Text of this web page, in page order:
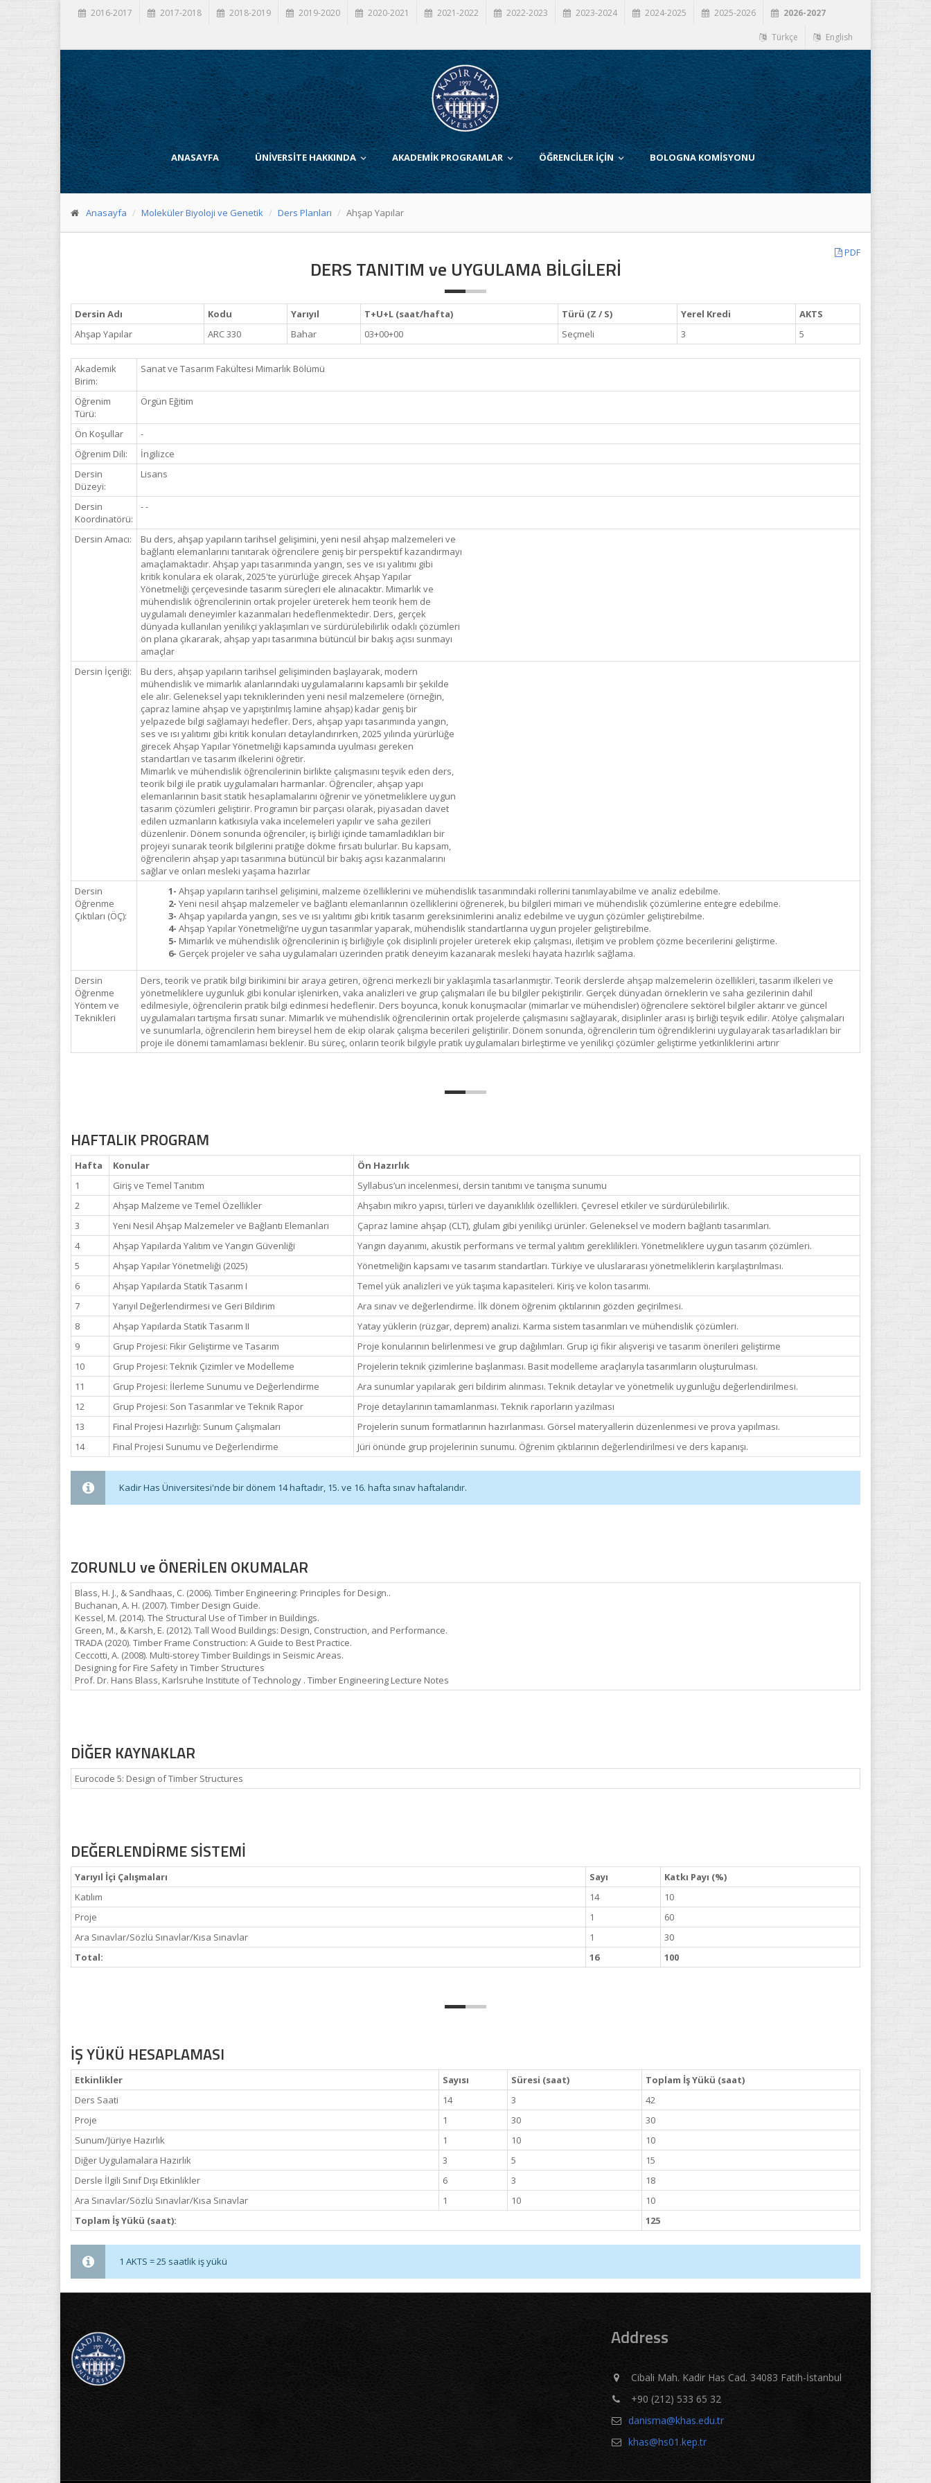
2016-2017 2017-2018 2018-2019 2019-2020 2020-2021 2021-2022 2022-2023 2023-2024 2024-2025 2025-2026 2026-2027
Türkçe English
ANASAYFA ÜNİVERSİTE HAKKINDA AKADEMİK PROGRAMLAR ÖĞRENCİLER İÇİN BOLOGNA KOMİSYONU
Anasayfa Moleküler Biyoloji ve Genetik Ders Planları Ahşap Yapılar
PDF
DERS TANITIM ve UYGULAMA BİLGİLERİ
Dersin Adı Kodu Yarıyıl T+U+L (saat/hafta) Türü (Z / S) Yerel Kredi
AKTS
Ahşap Yapılar
ARC 330 Bahar 03+00+00 Seçmeli 3 5
Akademik
Birim:
Sanat ve Tasarım Fakültesi Mimarlık Bölümü
Öğrenim
Türü:
Örgün Eğitim
Ön Koşullar
-
Öğrenim Dili:
İngilizce
Dersin
Düzeyi:
Lisans
Dersin
Koordinatörü:
- -
Dersin Amacı:
Bu ders, ahşap yapıların tarihsel gelişimini, yeni nesil ahşap malzemeleri ve
bağlantı elemanlarını tanıtarak öğrencilere geniş bir perspektif kazandırmayı
amaçlamaktadır. Ahşap yapı tasarımında yangın, ses ve ısı yalıtımı gibi
kritik konulara ek olarak, 2025'te yürürlüğe girecek Ahşap Yapılar
Yönetmeliği çerçevesinde tasarım süreçleri ele alınacaktır. Mimarlık ve
mühendislik öğrencilerinin ortak projeler üreterek hem teorik hem de
uygulamalı deneyimler kazanmaları hedeflenmektedir. Ders, gerçek
dünyada kullanılan yenilikçi yaklaşımları ve sürdürülebilirlik odaklı çözümleri
ön plana çıkararak, ahşap yapı tasarımına bütüncül bir bakış açısı sunmayı
amaçlar
Dersin İçeriği:
Bu ders, ahşap yapıların tarihsel gelişiminden başlayarak, modern
mühendislik ve mimarlık alanlarındaki uygulamalarını kapsamlı bir şekilde
ele alır. Geleneksel yapı tekniklerinden yeni nesil malzemelere (örneğin,
çapraz lamine ahşap ve yapıştırılmış lamine ahşap) kadar geniş bir
yelpazede bilgi sağlamayı hedefler. Ders, ahşap yapı tasarımında yangın,
ses ve ısı yalıtımı gibi kritik konuları detaylandırırken, 2025 yılında yürürlüğe
girecek Ahşap Yapılar Yönetmeliği kapsamında uyulması gereken
standartları ve tasarım ilkelerini öğretir.
Mimarlık ve mühendislik öğrencilerinin birlikte çalışmasını teşvik eden ders,
teorik bilgi ile pratik uygulamaları harmanlar. Öğrenciler, ahşap yapı
elemanlarının basit statik hesaplamalarını öğrenir ve yönetmeliklere uygun
tasarım çözümleri geliştirir. Programın bir parçası olarak, piyasadan davet
edilen uzmanların katkısıyla vaka incelemeleri yapılır ve saha gezileri
düzenlenir. Dönem sonunda öğrenciler, iş birliği içinde tamamladıkları bir
projeyi sunarak teorik bilgilerini pratiğe dökme fırsatı bulurlar. Bu kapsam,
öğrencilerin ahşap yapı tasarımına bütüncül bir bakış açısı kazanmalarını
sağlar ve onları mesleki yaşama hazırlar
Dersin
Öğrenme
Çıktıları (ÖÇ):
1- Ahşap yapıların tarihsel gelişimini, malzeme özelliklerini ve mühendislik tasarımındaki rollerini tanımlayabilme ve analiz edebilme.
2- Yeni nesil ahşap malzemeler ve bağlantı elemanlarının özelliklerini öğrenerek, bu bilgileri mimari ve mühendislik çözümlerine entegre edebilme.
3- Ahşap yapılarda yangın, ses ve ısı yalıtımı gibi kritik tasarım gereksinimlerini analiz edebilme ve uygun çözümler geliştirebilme.
4- Ahşap Yapılar Yönetmeliği’ne uygun tasarımlar yaparak, mühendislik standartlarına uygun projeler geliştirebilme.
5- Mimarlık ve mühendislik öğrencilerinin iş birliğiyle çok disiplinli projeler üreterek ekip çalışması, iletişim ve problem çözme becerilerini geliştirme.
6- Gerçek projeler ve saha uygulamaları üzerinden pratik deneyim kazanarak mesleki hayata hazırlık sağlama.
Dersin
Öğrenme
Yöntem ve
Teknikleri
Ders, teorik ve pratik bilgi birikimini bir araya getiren, öğrenci merkezli bir yaklaşımla tasarlanmıştır. Teorik derslerde ahşap malzemelerin özellikleri, tasarım ilkeleri ve
yönetmeliklere uygunluk gibi konular işlenirken, vaka analizleri ve grup çalışmaları ile bu bilgiler pekiştirilir. Gerçek dünyadan örneklerin ve saha gezilerinin dahil
edilmesiyle, öğrencilerin pratik bilgi edinmesi hedeflenir. Ders boyunca, konuk konuşmacılar (mimarlar ve mühendisler) öğrencilere sektörel bilgiler aktarır ve güncel
uygulamaları tartışma fırsatı sunar. Mimarlık ve mühendislik öğrencilerinin ortak projelerde çalışmasını sağlayarak, disiplinler arası iş birliği teşvik edilir. Atölye çalışmaları
ve sunumlarla, öğrencilerin hem bireysel hem de ekip olarak çalışma becerileri geliştirilir. Dönem sonunda, öğrencilerin tüm öğrendiklerini uygulayarak tasarladıkları bir
proje ile dönemi tamamlaması beklenir. Bu süreç, onların teorik bilgiyle pratik uygulamaları birleştirme ve yenilikçi çözümler geliştirme yetkinliklerini artırır
HAFTALIK PROGRAM
Hafta Konular
Ön Hazırlık
1
Giriş ve Temel Tanıtım
Syllabus’un incelenmesi, dersin tanıtımı ve tanışma sunumu
2
Ahşap Malzeme ve Temel Özellikler
Ahşabın mikro yapısı, türleri ve dayanıklılık özellikleri. Çevresel etkiler ve sürdürülebilirlik.
3
Yeni Nesil Ahşap Malzemeler ve Bağlantı Elemanları
Çapraz lamine ahşap (CLT), glulam gibi yenilikçi ürünler. Geleneksel ve modern bağlantı tasarımları.
4
Ahşap Yapılarda Yalıtım ve Yangın Güvenliği
Yangın dayanımı, akustik performans ve termal yalıtım gereklilikleri. Yönetmeliklere uygun tasarım çözümleri.
5
Ahşap Yapılar Yönetmeliği (2025)
Yönetmeliğin kapsamı ve tasarım standartları. Türkiye ve uluslararası yönetmeliklerin karşılaştırılması.
6
Ahşap Yapılarda Statik Tasarım I
Temel yük analizleri ve yük taşıma kapasiteleri. Kiriş ve kolon tasarımı.
7
Yarıyıl Değerlendirmesi ve Geri Bildirim
Ara sınav ve değerlendirme. İlk dönem öğrenim çıktılarının gözden geçirilmesi.
8
Ahşap Yapılarda Statik Tasarım II
Yatay yüklerin (rüzgar, deprem) analizi. Karma sistem tasarımları ve mühendislik çözümleri.
9
Grup Projesi: Fikir Geliştirme ve Tasarım
Proje konularının belirlenmesi ve grup dağılımları. Grup içi fikir alışverişi ve tasarım önerileri geliştirme
10
Grup Projesi: Teknik Çizimler ve Modelleme
Projelerin teknik çizimlerine başlanması. Basit modelleme araçlarıyla tasarımların oluşturulması.
11
Grup Projesi: İlerleme Sunumu ve Değerlendirme
Ara sunumlar yapılarak geri bildirim alınması. Teknik detaylar ve yönetmelik uygunluğu değerlendirilmesi.
12
Grup Projesi: Son Tasarımlar ve Teknik Rapor
Proje detaylarının tamamlanması. Teknik raporların yazılması
13
Final Projesi Hazırlığı: Sunum Çalışmaları
Projelerin sunum formatlarının hazırlanması. Görsel materyallerin düzenlenmesi ve prova yapılması.
14
Final Projesi Sunumu ve Değerlendirme Jüri önünde grup projelerinin sunumu. Öğrenim çıktılarının değerlendirilmesi ve ders kapanışı.
Kadir Has Üniversitesi'nde bir dönem 14 haftadır, 15. ve 16. hafta sınav haftalarıdır.
ZORUNLU ve ÖNERİLEN OKUMALAR
Blass, H. J., & Sandhaas, C. (2006). Timber Engineering: Principles for Design..
Buchanan, A. H. (2007). Timber Design Guide.
Kessel, M. (2014). The Structural Use of Timber in Buildings.
Green, M., & Karsh, E. (2012). Tall Wood Buildings: Design, Construction, and Performance.
TRADA (2020). Timber Frame Construction: A Guide to Best Practice.
Ceccotti, A. (2008). Multi-storey Timber Buildings in Seismic Areas.
Designing for Fire Safety in Timber Structures
Prof. Dr. Hans Blass, Karlsruhe Institute of Technology . Timber Engineering Lecture Notes
DİĞER KAYNAKLAR
Eurocode 5: Design of Timber Structures
DEĞERLENDİRME SİSTEMİ
Yarıyıl İçi Çalışmaları Sayı
Katkı Payı (%)
Katılım
14
10
Proje
1
60
Ara Sınavlar/Sözlü Sınavlar/Kısa Sınavlar
1
30
Total:
16 100
İŞ YÜKÜ HESAPLAMASI
Etkinlikler Sayısı Süresi (saat)
Toplam İş Yükü (saat)
Ders Saati
14 3
42
Proje
1 30
30
Sunum/Jüriye Hazırlık
1 10
10
Diğer Uygulamalara Hazırlık
3 5
15
Dersle İlgili Sınıf Dışı Etkinlikler
6 3
18
Ara Sınavlar/Sözlü Sınavlar/Kısa Sınavlar
1 10
10
Toplam İş Yükü (saat):
125
1 AKTS = 25 saatlik iş yükü
Address
Cibali Mah. Kadir Has Cad. 34083 Fatih-İstanbul
+90 (212) 533 65 32
danisma@khas.edu.tr
khas@hs01.kep.tr